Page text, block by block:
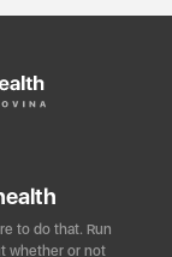
to do that. Run
whether or not